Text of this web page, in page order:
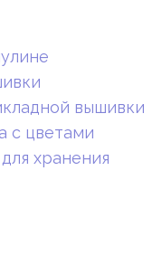
вышивки
с цветами
хранения